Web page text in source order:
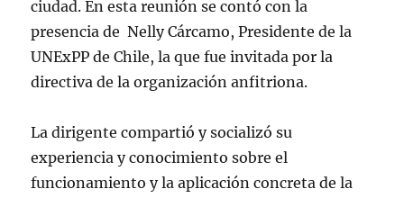
ciudad. En esta reunión se contó con la
presencia de Nelly Cárcamo, Presidente de la
UNExPP de Chile, la que fue invitada por la
directiva de la organización anfitriona.
La dirigente compartió y socializó su
experiencia y conocimiento sobre el
funcionamiento y la aplicación concreta de la